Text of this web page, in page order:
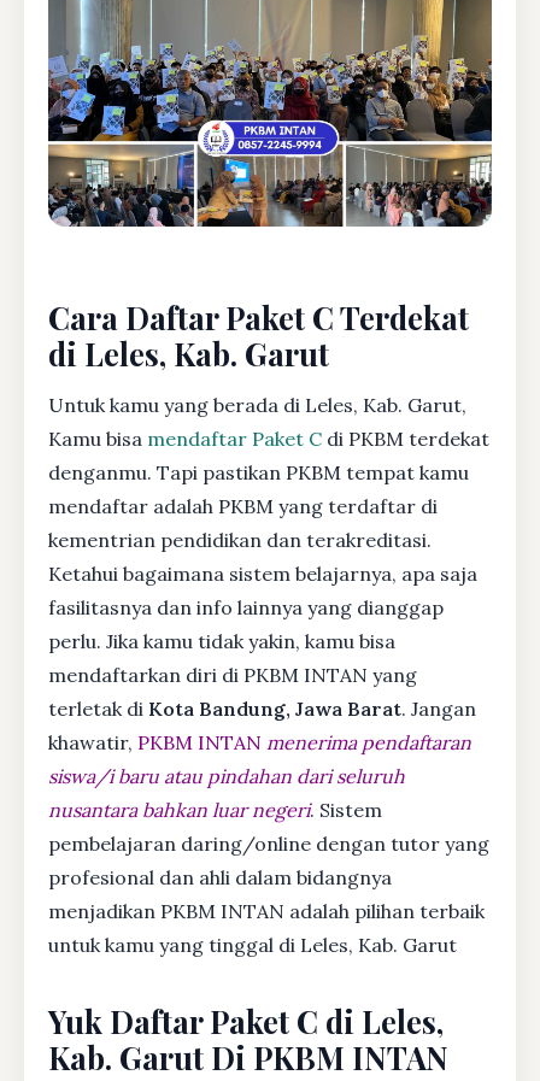
Cara Daftar Paket C Terdekat
di Leles, Kab. Garut
Untuk kamu yang berada di Leles, Kab. Garut,
Kamu bisa mendaftar Paket C di PKBM terdekat
denganmu. Tapi pastikan PKBM tempat kamu
mendaftar adalah PKBM yang terdaftar di
kementrian pendidikan dan terakreditasi.
Ketahui bagaimana sistem belajarnya, apa saja
fasilitasnya dan info lainnya yang dianggap
perlu. Jika kamu tidak yakin, kamu bisa
mendaftarkan diri di PKBM INTAN yang
terletak di Kota Bandung, Jawa Barat. Jangan
khawatir, PKBM INTAN menerima pendaftaran
siswa/i baru atau pindahan dari seluruh
nusantara bahkan luar negeri. Sistem
pembelajaran daring/online dengan tutor yang
profesional dan ahli dalam bidangnya
menjadikan PKBM INTAN adalah pilihan terbaik
untuk kamu yang tinggal di Leles, Kab. Garut
Yuk Daftar Paket C di Leles,
Kab. Garut Di PKBM INTAN